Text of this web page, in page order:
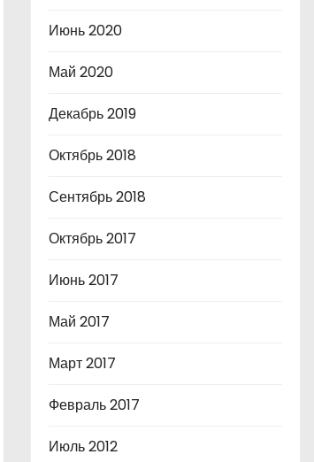
Июнь 2020
Май 2020
Декабрь 2019
Октябрь 2018
Сентябрь 2018
Октябрь 2017
Июнь 2017
Май 2017
Март 2017
Февраль 2017
Июль 2012